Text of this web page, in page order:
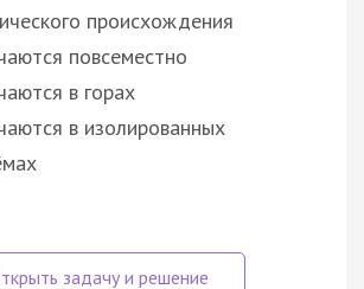
происхождения
повсеместно
в горах
в изолированных